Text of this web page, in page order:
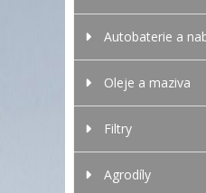
Autobaterie a
Oleje a maziva
Filtry
Agrodíly